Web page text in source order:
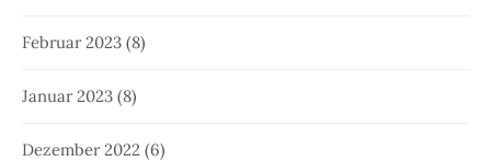
Februar 2023 (8)
Januar 2023 (8)
Dezember 2022 (6)